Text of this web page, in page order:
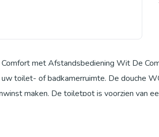
met Afstandsbediening Wit De
toilet- of badkamerruimte. De douche
maken. De toiletpot is voorzien van
voorkomen worden. U bedient de